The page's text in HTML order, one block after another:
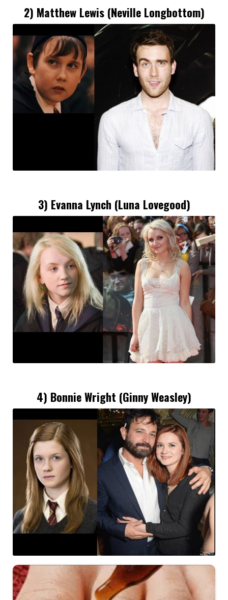
2) Matthew Lewis(Neville Longbottom)
3) Evanna Lynch (Luna Lovegood)
4) Bonnie Wright (Ginny Weasley)